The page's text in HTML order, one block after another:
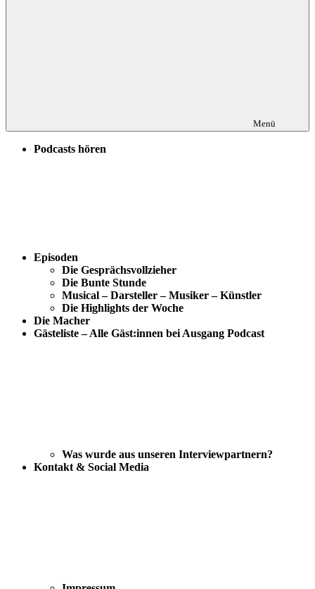
Menü
Podcasts hören
Episoden
Die Gesprächsvollzieher
Die Bunte Stunde
Musical – Darsteller – Musiker – Künstler
Die Highlights der Woche
Die Macher
Gästeliste – Alle Gäst:innen bei Ausgang Podcast
Was wurde aus unseren Interviewpartnern?
Kontakt & Social Media